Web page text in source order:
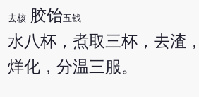
去核 胶饴五钱
水八杯，煮取三杯，去渣
烊化，分温三服。